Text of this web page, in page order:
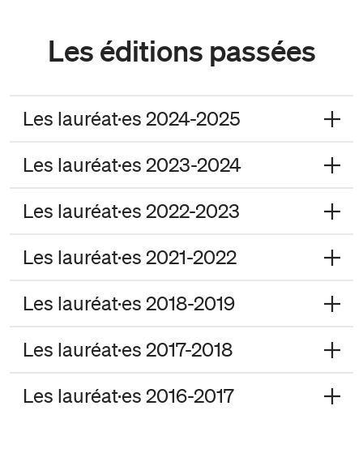
Les éditions passées
Les lauréat·es 2024-2025
Les lauréat·es 2023-2024
Les lauréat·es 2022-2023
Les lauréat·es 2021-2022
Les lauréat·es 2018-2019
Les lauréat·es 2017-2018
Les lauréat·es 2016-2017